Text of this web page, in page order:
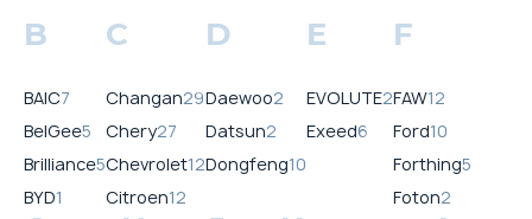
B
BAIC7
BelGee5
Brilliance5
BYD1
C
Changan29
Chery27
Chevrolet12
Citroen12
D
Daewoo2
Datsun2
Dongfeng10
E
EVOLUTE2
Exeed6
F
FAW12
Ford10
Forthing5
Foton2